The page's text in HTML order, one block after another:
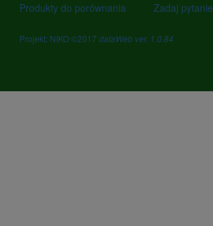
Produkty do porównania
Zadaj pytanie
Projekt: NIKO ©2017 dataWeb ver. 1.0.84